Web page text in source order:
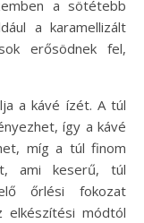
a sötétebb
a karamellizált
erősödnek fel,
a kávé ízét. A túl
így a kávé
míg a túl finom
ami keserű, túl
őrlési fokozat
elkészítési módtól